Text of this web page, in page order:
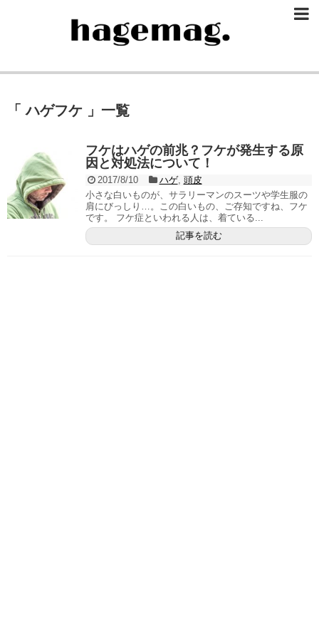
「 ハゲフケ 」一覧
フケはハゲの前兆？フケが発生する原
因と対処法について！
2017/8/10 ハゲ, 頭皮
小さな白いものが、サラリーマンのスーツや学生服の
肩にびっしり…。この白いもの、ご存知ですね、フケ
です。 フケ症といわれる人は、着ている...
記事を読む